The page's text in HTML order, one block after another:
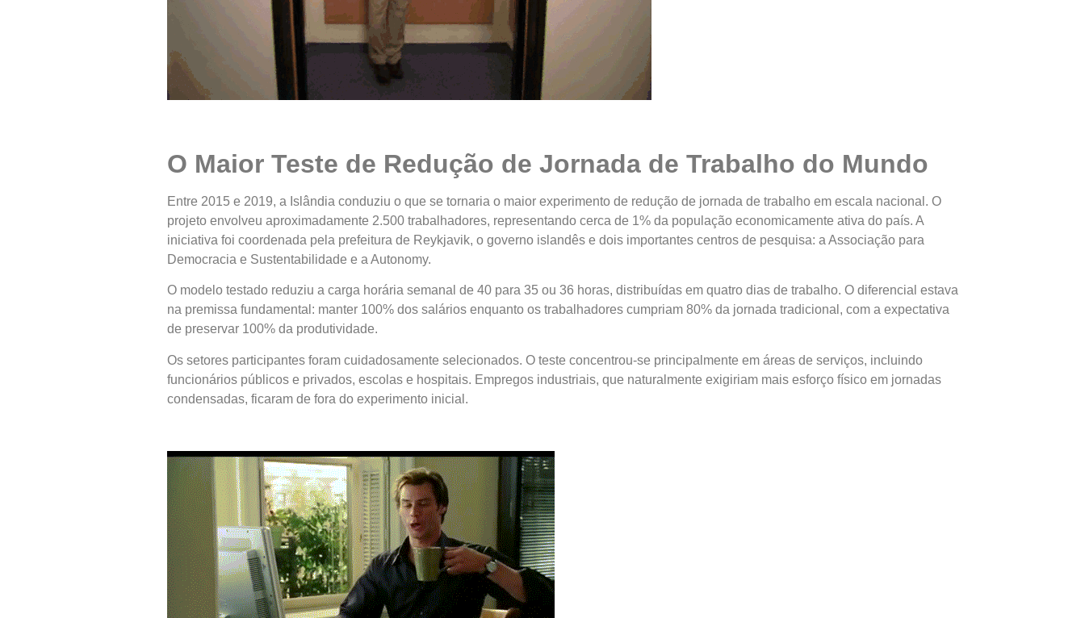
O Maior Teste de Redução de Jornada de Trabalho do Mundo
Entre 2015 e 2019, a Islândia conduziu o que se tornaria o maior experimento de redução de jornada de trabalho em escala nacional. O
projeto envolveu aproximadamente 2.500 trabalhadores, representando cerca de 1% da população economicamente ativa do país. A
iniciativa foi coordenada pela prefeitura de Reykjavik, o governo islandês e dois importantes centros de pesquisa: a Associação para
Democracia e Sustentabilidade e a Autonomy.
O modelo testado reduziu a carga horária semanal de 40 para 35 ou 36 horas, distribuídas em quatro dias de trabalho. O diferencial estava
na premissa fundamental: manter 100% dos salários enquanto os trabalhadores cumpriam 80% da jornada tradicional, com a expectativa
de preservar 100% da produtividade.
Os setores participantes foram cuidadosamente selecionados. O teste concentrou-se principalmente em áreas de serviços, incluindo
funcionários públicos e privados, escolas e hospitais. Empregos industriais, que naturalmente exigiriam mais esforço físico em jornadas
condensadas, ficaram de fora do experimento inicial.